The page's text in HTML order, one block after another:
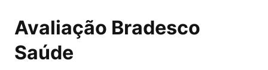
Avaliação Bradesco
Saúde